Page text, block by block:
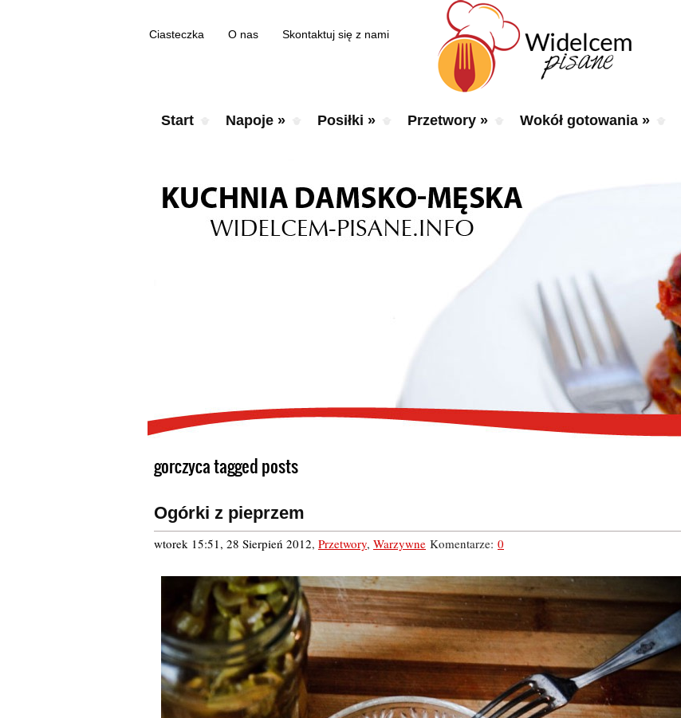
Ciasteczka O nas Skontaktuj się z nami
Start Napoje » Posiłki » Przetwory » Wokół gotowania »
gorczyca tagged posts
Ogórki z pieprzem
wtorek 15:51, 28 Sierpień 2012, Przetwory, Warzywne Komentarze: 0